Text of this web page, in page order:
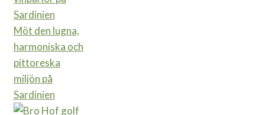
Möt den lugna,
harmoniska och
pittoreska
miljön på
Sardinien